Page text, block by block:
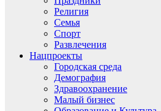
Религия
Семья
Спорт
Развлечения
Нацпроекты
Городская среда
Демография
Здравоохранение
Малый бизнес